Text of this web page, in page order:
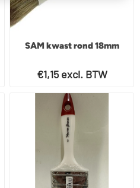
SAM kwast rond 18mm
€1,15 excl. BTW